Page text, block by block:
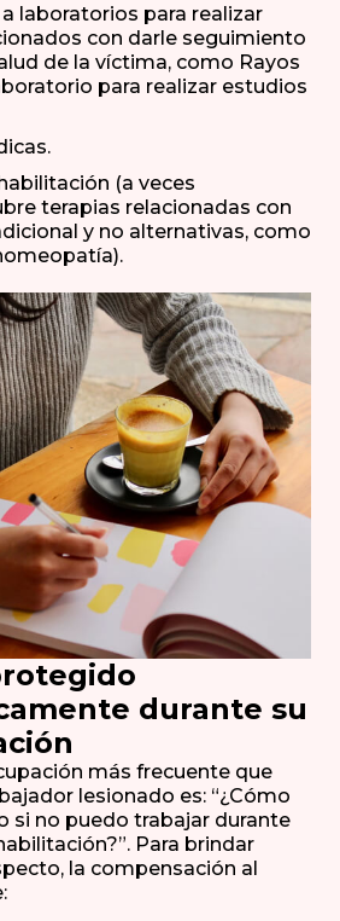
laboratorios para realizar
con darle seguimiento
de la víctima, como Rayos
para realizar estudios
(a veces
terapias relacionadas con
y no alternativas, como
durante su
más frecuente que
lesionado es: “¿Cómo
si no puedo trabajar durante
Para brindar
la compensación al